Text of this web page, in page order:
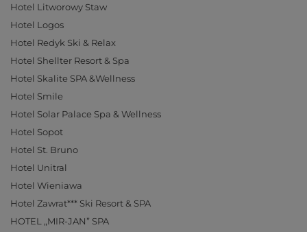
Hotel Litworowy Staw
Hotel Logos
Hotel Redyk Ski & Relax
Hotel Shellter Resort & Spa
Hotel Skalite SPA &Wellness
Hotel Smile
Hotel Solar Palace Spa & Wellness
Hotel Sopot
Hotel St. Bruno
Hotel Unitral
Hotel Wieniawa
Hotel Zawrat*** Ski Resort & SPA
HOTEL „MIR-JAN” SPA